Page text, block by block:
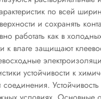
по всей
и сохранять
работать как в
к влаге защищают
устойчивости к